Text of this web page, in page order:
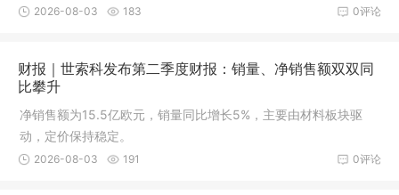
对冲催化剂利润率的下降
0评论
2026-08-03 183
财报｜世索科发布第二季度财报：销量、净销售额双双同
比攀升
净销售额为15.5亿欧元，销量同比增长5%，主要由材料板块驱
动，定价保持稳定。
0评论
2026-08-03 191